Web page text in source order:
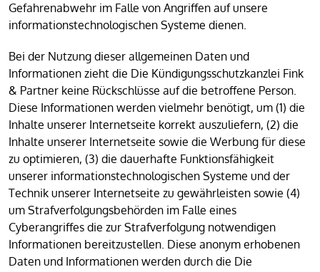
Gefahrenabwehr im Falle von Angriffen auf unsere
informationstechnologischen Systeme dienen.
Bei der Nutzung dieser allgemeinen Daten und
Informationen zieht die Die Kündigungsschutzkanzlei Fink
& Partner keine Rückschlüsse auf die betroffene Person.
Diese Informationen werden vielmehr benötigt, um (1) die
Inhalte unserer Internetseite korrekt auszuliefern, (2) die
Inhalte unserer Internetseite sowie die Werbung für diese
zu optimieren, (3) die dauerhafte Funktionsfähigkeit
unserer informationstechnologischen Systeme und der
Technik unserer Internetseite zu gewährleisten sowie (4)
um Strafverfolgungsbehörden im Falle eines
Cyberangriffes die zur Strafverfolgung notwendigen
Informationen bereitzustellen. Diese anonym erhobenen
Daten und Informationen werden durch die Die